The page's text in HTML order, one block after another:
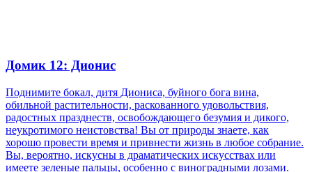
Домик 12: Дионис
Поднимите бокал, дитя Диониса, буйного бога вина,
обильной растительности, раскованного удовольствия,
радостных празднеств, освобождающего безумия и дикого,
неукротимого неистовства! Вы от природы знаете, как
хорошо провести время и привнести жизнь в любое собрание.
Вы, вероятно, искусны в драматических искусствах или
имеете зеленые пальцы, особенно с виноградными лозами.